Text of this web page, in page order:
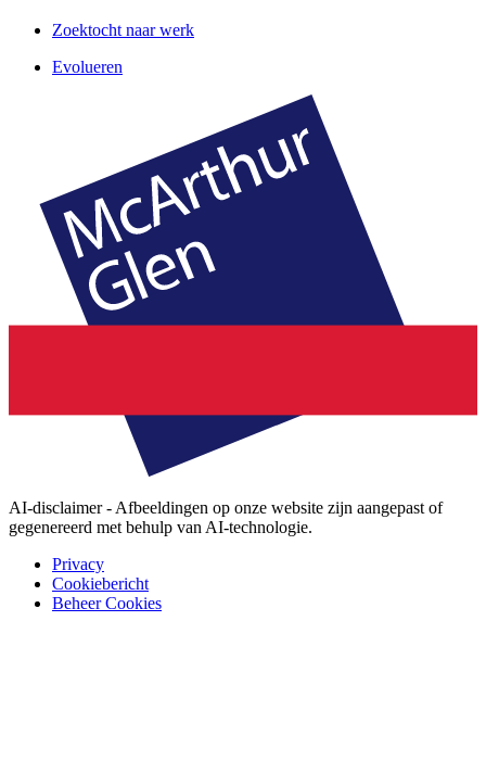
Zoektocht naar werk
Evolueren
AI-disclaimer - Afbeeldingen op onze website zijn aangepast of
gegenereerd met behulp van AI-technologie.
Privacy
Cookiebericht
Beheer Cookies